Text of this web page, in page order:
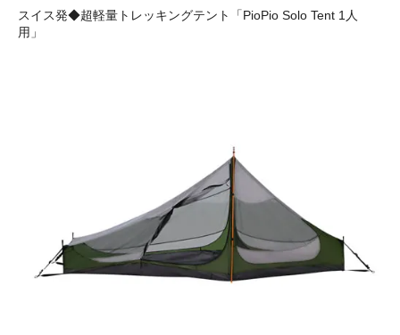
スイス発◆超軽量トレッキングテント「PioPio Solo Tent 1人
用」